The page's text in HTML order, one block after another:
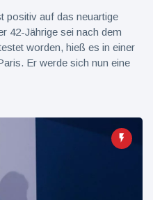
positiv auf das neuartige
42-Jährige sei nach dem
worden, hieß es in einer
Er werde sich nun eine